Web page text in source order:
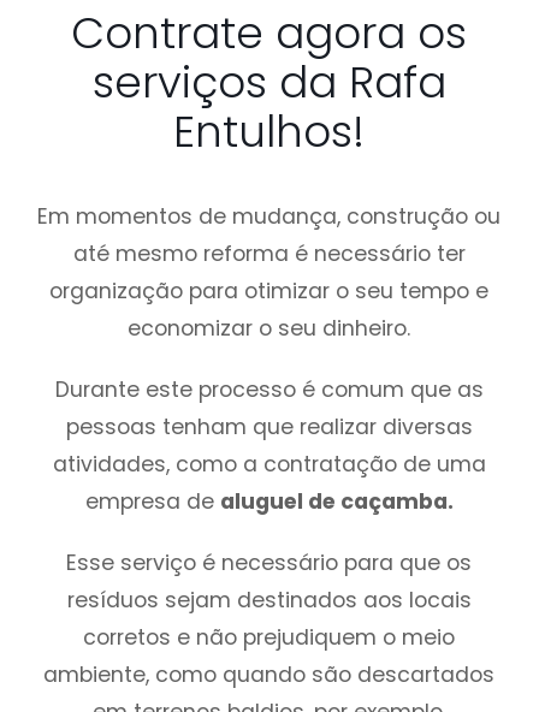
Contrate agora os
serviços da Rafa
Entulhos!
Em momentos de mudança, construção ou
até mesmo reforma é necessário ter
organização para otimizar o seu tempo e
economizar o seu dinheiro.
Durante este processo é comum que as
pessoas tenham que realizar diversas
atividades, como a contratação de uma
empresa de aluguel de caçamba.
Esse serviço é necessário para que os
resíduos sejam destinados aos locais
corretos e não prejudiquem o meio
ambiente, como quando são descartados